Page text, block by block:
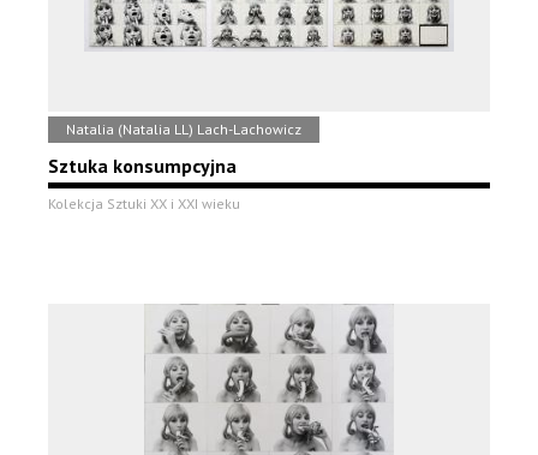
Natalia (Natalia LL) Lach-Lachowicz
Sztuka konsumpcyjna
Kolekcja Sztuki XX i XXI wieku